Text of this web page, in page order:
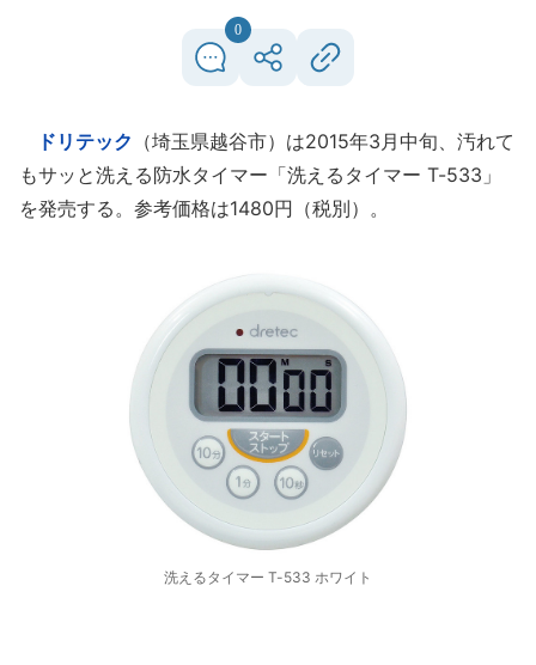
0
ドリテック （埼玉県越谷市）は2015年3月中旬、汚れて
もサッと洗える防水タイマー「洗えるタイマー T-533」
を発売する。参考価格は1480円（税別）。
洗えるタイマー T-533 ホワイト